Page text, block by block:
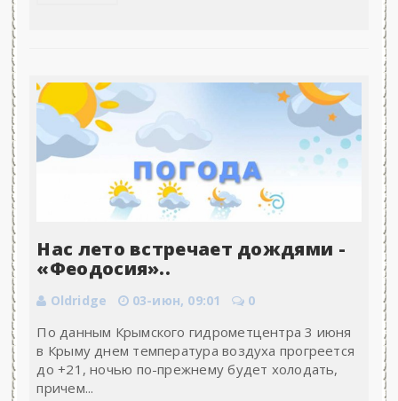
Нас лето встречает дождями -
«Феодосия»..
Oldridge 03-июн, 09:01 0
По данным Крымского гидрометцентра 3 июня
в Крыму днем температура воздуха прогреется
до +21, ночью по-прежнему будет холодать,
причем...